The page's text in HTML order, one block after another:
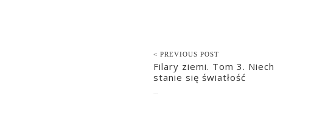
< PREVIOUS POST
Filary ziemi. Tom 3. Niech
stanie się światłość